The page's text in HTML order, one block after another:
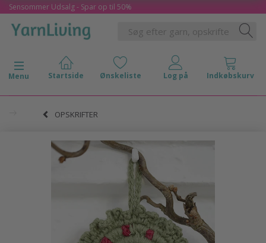
Sensommer Udsalg - Spar op til 50%
Skifte navigation
Menu
OPSKRIFTER